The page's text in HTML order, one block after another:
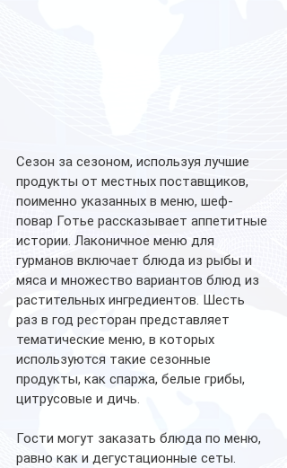
Сезон за сезоном, используя лучшие
продукты от местных поставщиков,
поименно указанных в меню, шеф-
повар Готье рассказывает аппетитные
истории. Лаконичное меню для
гурманов включает блюда из рыбы и
мяса и множество вариантов блюд из
растительных ингредиентов. Шесть
раз в год ресторан представляет
тематические меню, в которых
используются такие сезонные
продукты, как спаржа, белые грибы,
цитрусовые и дичь.
Гости могут заказать блюда по меню,
равно как и дегустационные сеты.